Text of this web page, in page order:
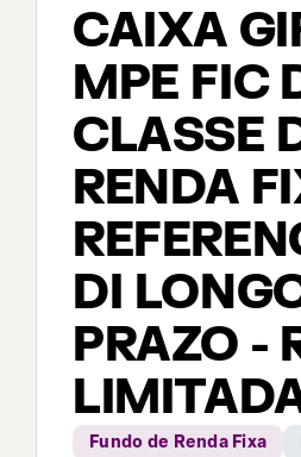
CAIXA
MPE FIC
CLASSE
RENDA
DI
PRAZO -
Fundo de Renda Fixa